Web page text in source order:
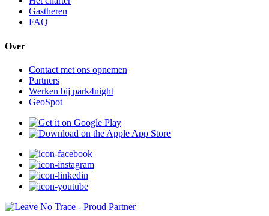
Gastheren
FAQ
Over
Contact met ons opnemen
Partners
Werken bij park4night
GeoSpot